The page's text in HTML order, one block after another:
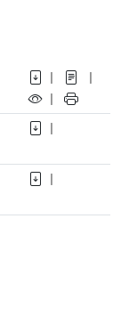
|
|
|
|
|